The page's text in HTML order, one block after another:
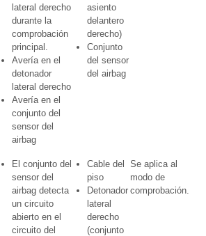
lateral derecho
durante la
comprobación
principal.
Avería en el
detonador
lateral derecho
Avería en el
conjunto del
sensor del
airbag
asiento
delantero
derecho)
Conjunto
del sensor
del airbag
El conjunto del
sensor del
airbag detecta
un circuito
abierto en el
circuito del
Cable del
piso
Detonador
lateral
derecho
(conjunto
Se aplica al
modo de
comprobación.